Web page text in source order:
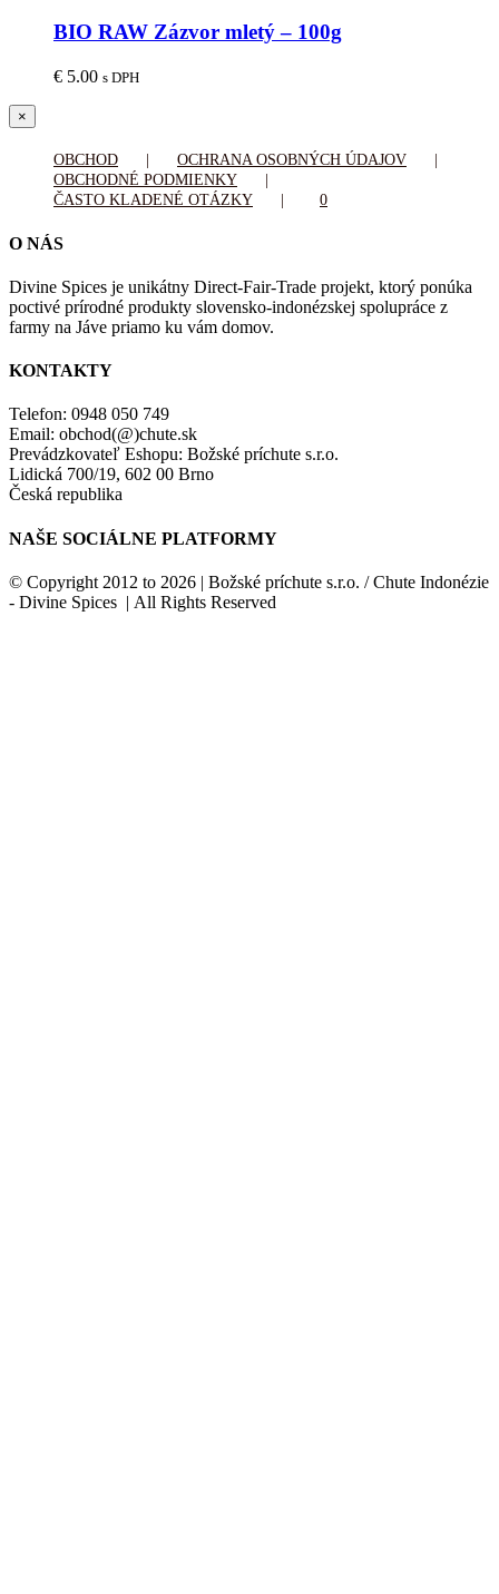
BIO RAW Zázvor mletý – 100g
€ 5.00 s DPH
Zatvoriť
rýchle
produktu
×
OBCHOD
OCHRANA OSOBNÝCH ÚDAJOV
OBCHODNÉ PODMIENKY
ČASTO KLADENÉ OTÁZKY
0
O NÁS
Divine Spices je unikátny Direct-Fair-Trade projekt, ktorý ponúka
poctivé prírodné produkty slovensko-indonézskej spolupráce z
farmy na Jáve priamo ku vám domov.
KONTAKTY
Telefon: 0948 050 749
Email: obchod(@)chute.sk
Prevádzkovateľ Eshopu: Božské príchute s.r.o.
Lidická 700/19, 602 00 Brno
Česká republika
NAŠE SOCIÁLNE PLATFORMY
© Copyright 2012 to 2026 | Božské príchute s.r.o. / Chute Indonézie
- Divine Spices | All Rights Reserved